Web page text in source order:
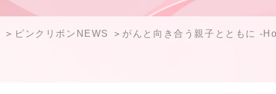
ピンクリボンNEWS がんと向き合う親子とともに -